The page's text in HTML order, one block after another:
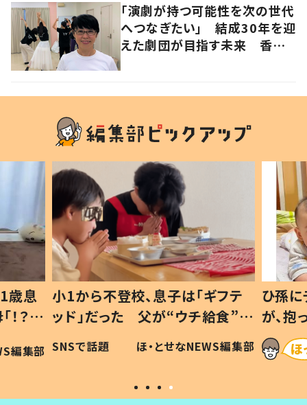
「演劇が持つ可能性を次の世代
へつなぎたい」 結成30年を迎
えた劇団が目指す未来 香川・
歳息
？」
編集部
小1から不登校、息子は「ギフテ
ッド」だった 父が“ウチ給食”を
作り続ける理由とは #令和の親
#令和の子
SNSで話題 ほ・とせなNEWS編集部
ひ孫
が、
「涙が
い」